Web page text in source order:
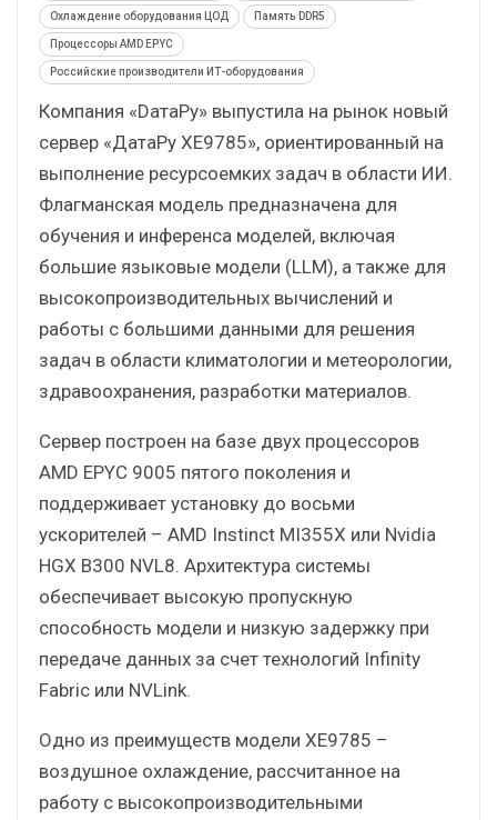
Охлаждение оборудования ЦОД Память DDR5
Процессоры AMD EPYC
Российские производители ИТ-оборудования
Компания «DатаРу» выпустила на рынок новый
сервер «ДатаРу XE9785», ориентированный на
выполнение ресурсоемких задач в области ИИ.
Флагманская модель предназначена для
обучения и инференса моделей, включая
большие языковые модели (LLM), а также для
высокопроизводительных вычислений и
работы с большими данными для решения
задач в области климатологии и метеорологии,
здравоохранения, разработки материалов.
Сервер построен на базе двух процессоров
AMD EPYC 9005 пятого поколения и
поддерживает установку до восьми
ускорителей – AMD Instinct MI355X или Nvidia
HGX B300 NVL8. Архитектура системы
обеспечивает высокую пропускную
способность модели и низкую задержку при
передаче данных за счет технологий Infinity
Fabric или NVLink.
Одно из преимуществ модели XE9785 –
воздушное охлаждение, рассчитанное на
работу с высокопроизводительными